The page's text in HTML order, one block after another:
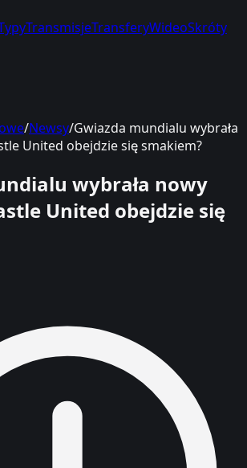
TransmisjeTransferyWideoSkróty
/Newsy/Gwiazda mundialu wybrała
United obejdzie się smakiem?
wybrała nowy
United obejdzie się